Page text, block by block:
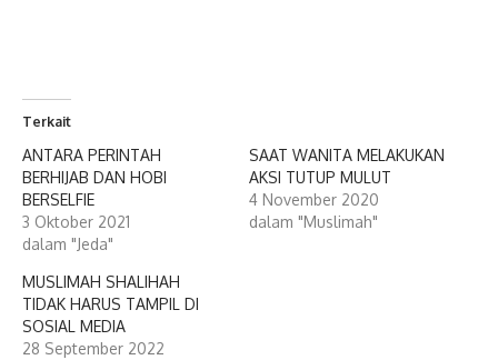
Terkait
ANTARA PERINTAH
BERHIJAB DAN HOBI
BERSELFIE
3 Oktober 2021
dalam "Jeda"
SAAT WANITA MELAKUKAN
AKSI TUTUP MULUT
4 November 2020
dalam "Muslimah"
MUSLIMAH SHALIHAH
TIDAK HARUS TAMPIL DI
SOSIAL MEDIA
28 September 2022